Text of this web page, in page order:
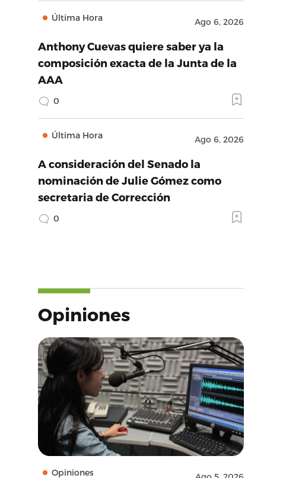
Última Hora Ago 6, 2026
Anthony Cuevas quiere saber ya la
composición exacta de la Junta de la
AAA
0
Última Hora Ago 6, 2026
A consideración del Senado la
nominación de Julie Gómez como
secretaria de Corrección
0
Opiniones
Opiniones